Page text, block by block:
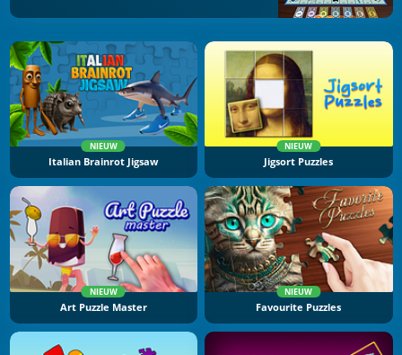
NIEUW
Italian Brainrot Jigsaw
NIEUW
Jigsort Puzzles
NIEUW
Art Puzzle Master
NIEUW
Favourite Puzzles